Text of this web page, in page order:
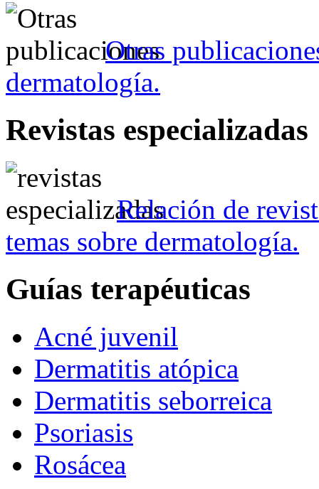
Otras
dermatología.
Revistas especializadas
Relación de
temas sobre dermatología.
Guías terapéuticas
Acné juvenil
Dermatitis atópica
Dermatitis seborreica
Psoriasis
Rosácea